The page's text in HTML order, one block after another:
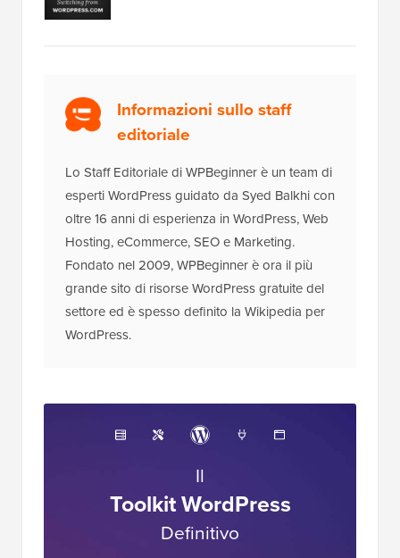
Informazioni sullo staff
editoriale
Lo Staff Editoriale di WPBeginner è un team di
esperti WordPress guidato da Syed Balkhi con
oltre 16 anni di esperienza in WordPress, Web
Hosting, eCommerce, SEO e Marketing.
Fondato nel 2009, WPBeginner è ora il più
grande sito di risorse WordPress gratuite del
settore ed è spesso definito la Wikipedia per
WordPress.
Il
Toolkit WordPress
Definitivo